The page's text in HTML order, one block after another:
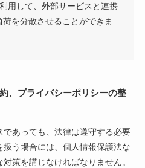
用して、外部サービスと連携
を分散させることができま
、プライバシーポリシーの整
であっても、法律は遵守する必要
う場合には、個人情報保護法な
策を講じなければなりません。